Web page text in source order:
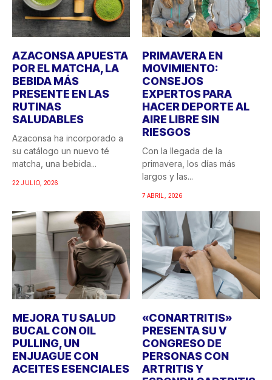
AZACONSA APUESTA
POR EL MATCHA, LA
BEBIDA MÁS
PRESENTE EN LAS
RUTINAS
SALUDABLES
Azaconsa ha incorporado a
su catálogo un nuevo té
matcha, una bebida...
22 JULIO, 2026
PRIMAVERA EN
MOVIMIENTO:
CONSEJOS
EXPERTOS PARA
HACER DEPORTE AL
AIRE LIBRE SIN
RIESGOS
Con la llegada de la
primavera, los días más
largos y las...
7 ABRIL, 2026
MEJORA TU SALUD
BUCAL CON OIL
PULLING, UN
ENJUAGUE CON
ACEITES ESENCIALES
«CONARTRITIS»
PRESENTA SU V
CONGRESO DE
PERSONAS CON
ARTRITIS Y